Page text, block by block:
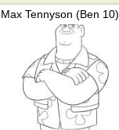
Max Tennyson (Ben 10)